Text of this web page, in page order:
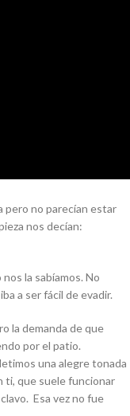
pero no parecían estar
nos decían:
la sabíamos. No
a ser fácil de evadir.
la demanda de que
por el patio.
una alegre tonada
ti, que suele funcionar
Esa vez no fue